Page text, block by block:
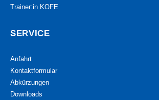
Trainer:in KOFE
SERVICE
Anfahrt
Kontaktformular
Abkürzungen
Downloads